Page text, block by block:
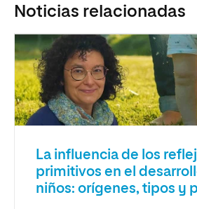
Noticias relacionadas
La influencia de los
primitivos en el
niños: orígenes, tipos y